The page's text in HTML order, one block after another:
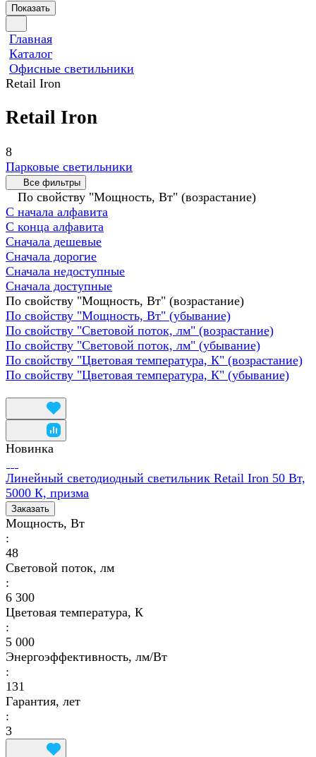
Показать
Главная
Каталог
Офисные светильники
Retail Iron
Retail Iron
8
Парковые светильники
Все фильтры
По свойству "Мощность, Вт" (возрастание)
С начала алфавита
С конца алфавита
Сначала дешевые
Сначала дорогие
Сначала недоступные
Сначала доступные
По свойству "Мощность, Вт" (возрастание)
По свойству "Мощность, Вт" (убывание)
По свойству "Световой поток, лм" (возрастание)
По свойству "Световой поток, лм" (убывание)
По свойству "Цветовая температура, К" (возрастание)
По свойству "Цветовая температура, К" (убывание)
Новинка
Линейный светодиодный светильник Retail Iron 50 Вт,
5000 К, призма
Заказать
Мощность, Вт
:
48
Световой поток, лм
:
6 300
Цветовая температура, К
:
5 000
Энергоэффективность, лм/Вт
:
131
Гарантия, лет
:
3